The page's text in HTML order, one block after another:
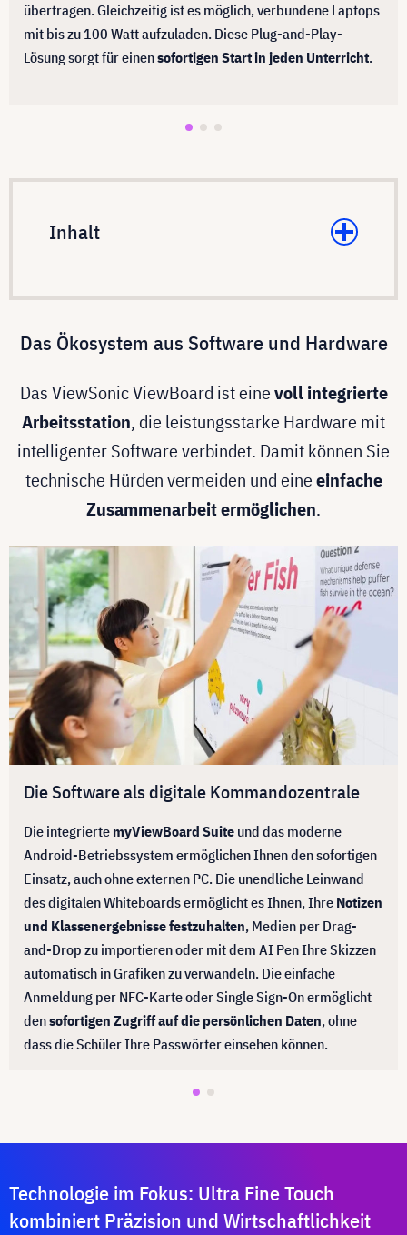
übertragen. Gleichzeitig ist es möglich, verbundene Laptops
mit bis zu 100 Watt aufzuladen. Diese Plug-and-Play-
Lösung sorgt für einensofortigen Start in jeden Unterricht.
Inhalt
Das Ökosystem aus Software und Hardware
Das ViewSonic ViewBoard ist einevoll integrierte
Arbeitsstation, die leistungsstarke Hardware mit
intelligenter Software verbindet. Damit können Sie
technische Hürden vermeiden und eineeinfache
Zusammenarbeit ermöglichen.
Die Software als digitale Kommandozentrale
Die integrierte myViewBoard Suite und das moderne
Android-Betriebssystem ermöglichen Ihnen den sofortigen
Einsatz, auch ohne externen PC. Die unendliche Leinwand
des digitalen Whiteboards ermöglicht es Ihnen, Ihre Notizen
und Klassenergebnisse festzuhalten, Medien per Drag-
and-Drop zu importieren oder mit dem AI Pen Ihre Skizzen
automatisch in Grafiken zu verwandeln. Die einfache
Anmeldung per NFC-Karte oder Single Sign-On ermöglicht
densofortigen Zugriff auf die persönlichen Daten, ohne
dass die Schüler Ihre Passwörter einsehen können.
Technologie im Fokus: Ultra Fine Touch
kombiniert Präzision und Wirtschaftlichkeit